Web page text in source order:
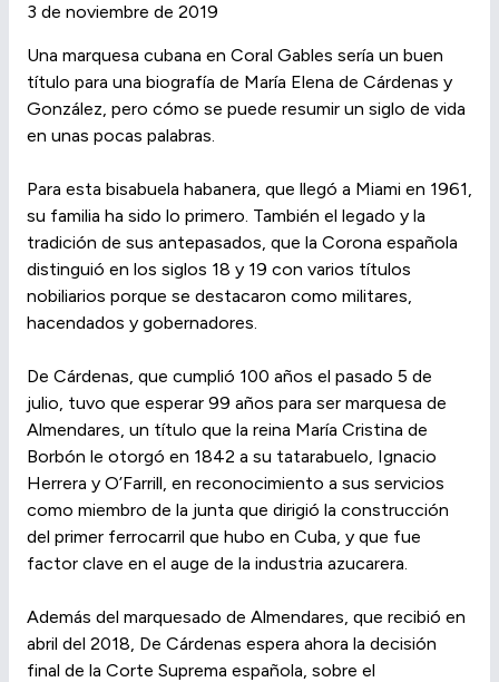
3 de noviembre de 2019
Una marquesa cubana en Coral Gables sería un buen
título para una biografía de María Elena de Cárdenas y
González, pero cómo se puede resumir un siglo de vida
en unas pocas palabras.
Para esta bisabuela habanera, que llegó a Miami en 1961,
su familia ha sido lo primero. También el legado y la
tradición de sus antepasados, que la Corona española
distinguió en los siglos 18 y 19 con varios títulos
nobiliarios porque se destacaron como militares,
hacendados y gobernadores.
De Cárdenas, que cumplió 100 años el pasado 5 de
julio, tuvo que esperar 99 años para ser marquesa de
Almendares, un título que la reina María Cristina de
Borbón le otorgó en 1842 a su tatarabuelo, Ignacio
Herrera y O’Farrill, en reconocimiento a sus servicios
como miembro de la junta que dirigió la construcción
del primer ferrocarril que hubo en Cuba, y que fue
factor clave en el auge de la industria azucarera.
Además del marquesado de Almendares, que recibió en
abril del 2018, De Cárdenas espera ahora la decisión
final de la Corte Suprema española, sobre el